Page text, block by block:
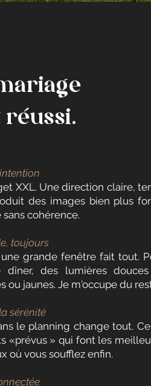
XXL. Une direction claire,
des images bien plus
cohérence.
toujours
grande fenêtre fait tout.
des lumières
ou jaunes. Je m'occupe du
sérénité
le planning change tout.
«prévus » qui font les
où vous soufflez enfin.